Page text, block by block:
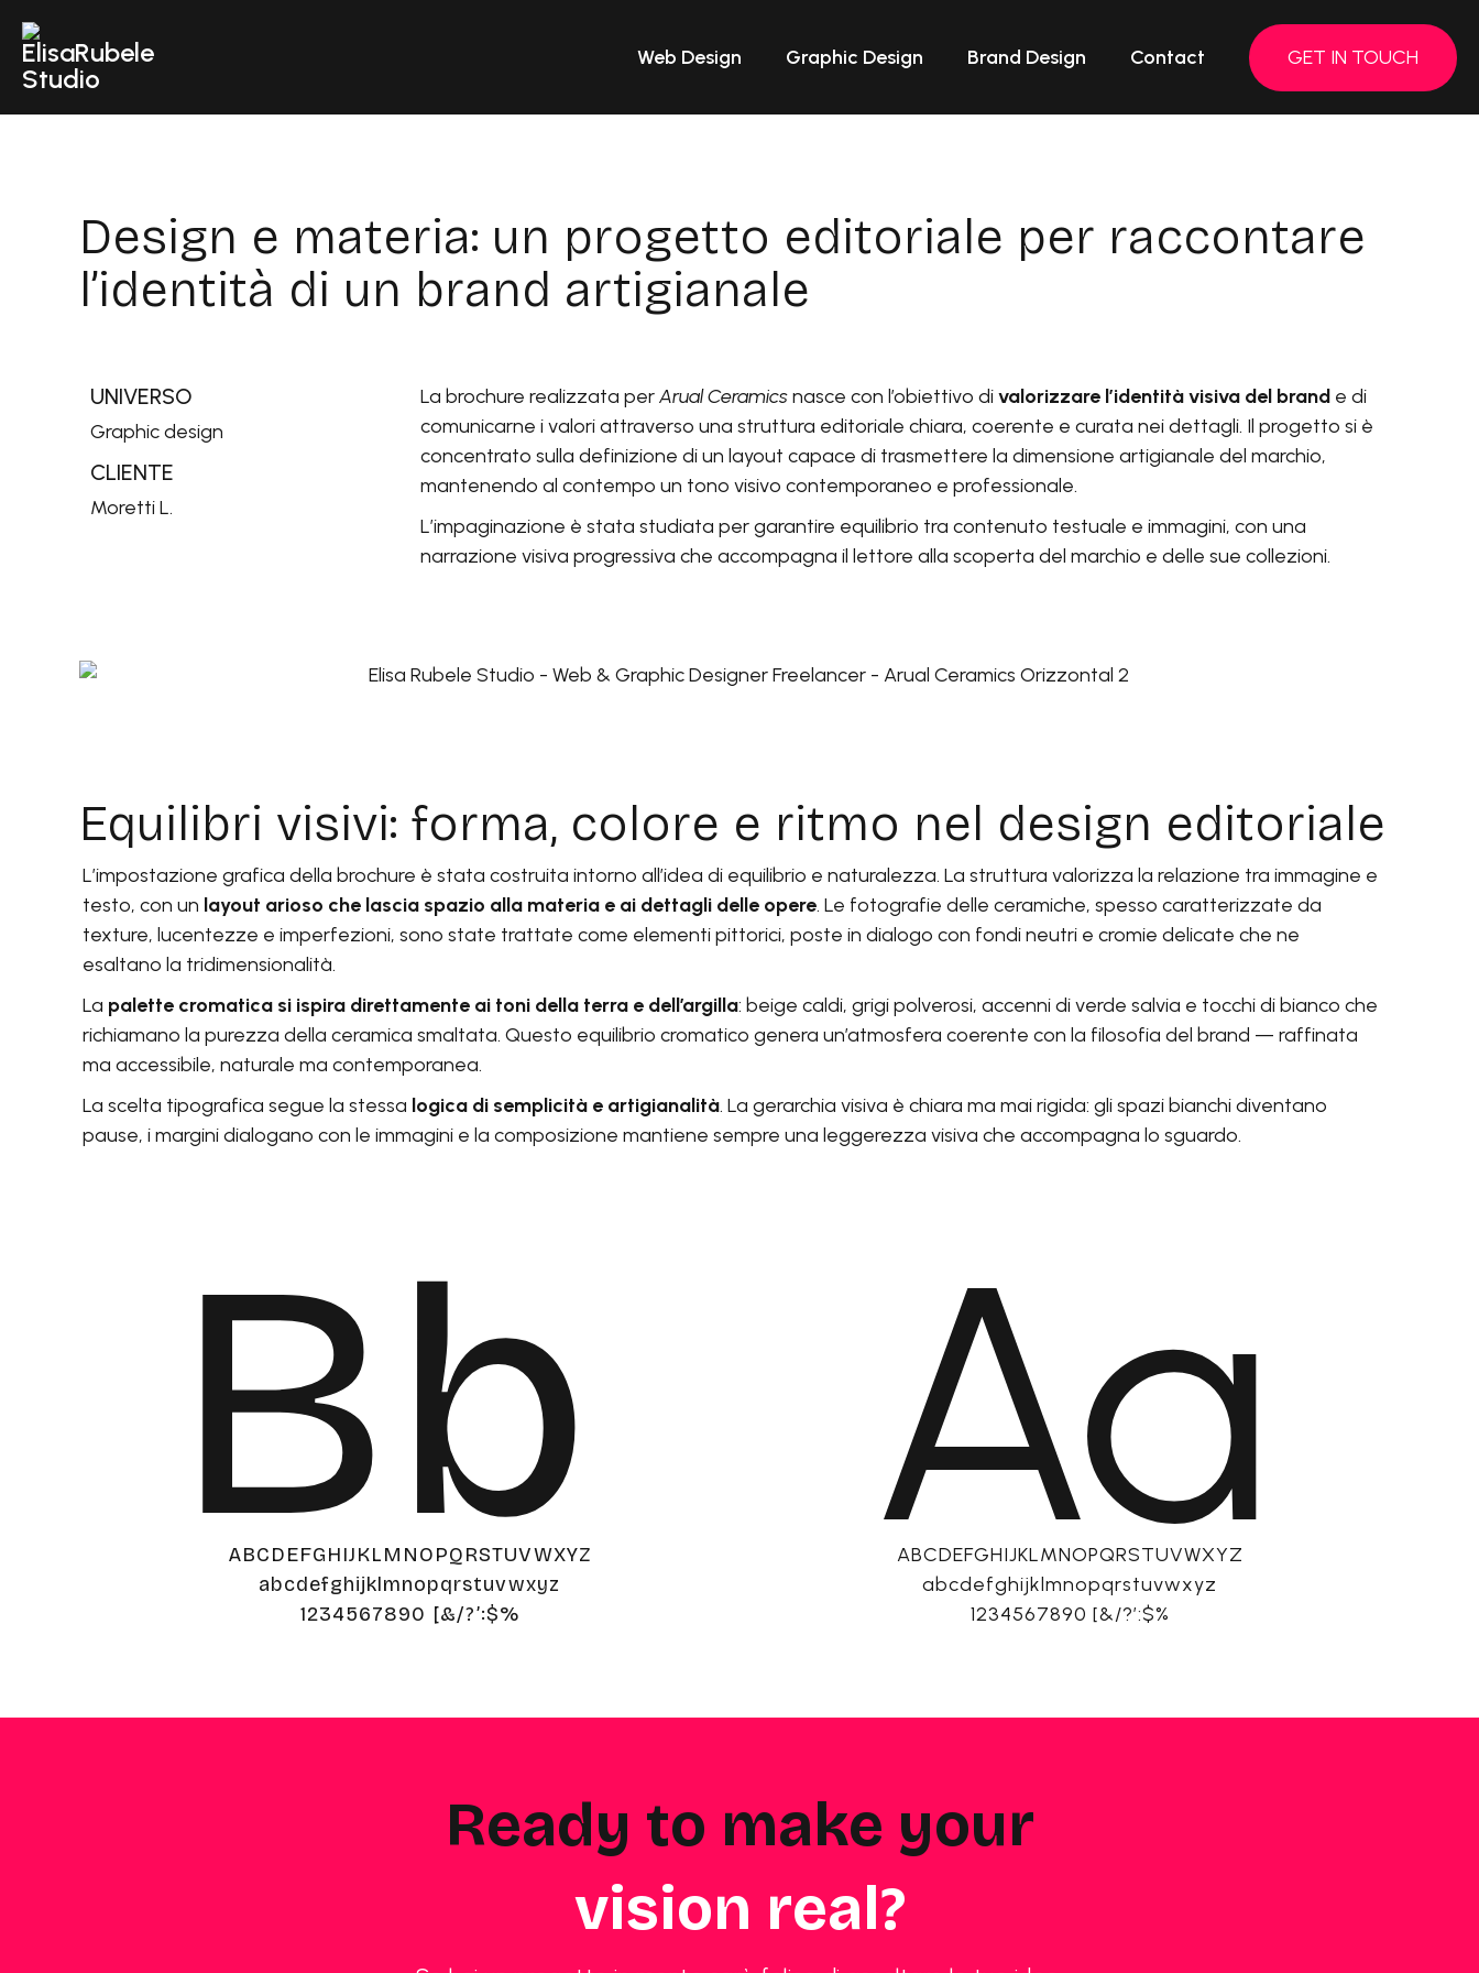
Web Design Graphic Design Brand Design Contact GET IN TOUCH
Design e materia: un progetto editoriale per raccontare
l’identità di un brand artigianale
UNIVERSO
Graphic design
CLIENTE
Moretti L.
La brochure realizzata perArual Ceramicsnasce con l’obiettivo divalorizzare l’identità visiva del brand e di
comunicarne i valori attraverso una struttura editoriale chiara, coerente e curata nei dettagli. Il progetto si è
concentrato sulla definizione di un layout capace di trasmettere la dimensione artigianale del marchio,
mantenendo al contempo un tono visivo contemporaneo e professionale.
L’impaginazione è stata studiata per garantire equilibrio tra contenuto testuale e immagini, con una
narrazione visiva progressiva che accompagna il lettore alla scoperta del marchio e delle sue collezioni.
Equilibri visivi: forma, colore e ritmo nel design editoriale
L’impostazione grafica della brochure è stata costruita intorno all’idea di equilibrio e naturalezza. La struttura valorizza la relazione tra immagine e
testo, con un layout arioso che lascia spazio alla materia e ai dettagli delle opere. Le fotografie delle ceramiche, spesso caratterizzate da
texture, lucentezze e imperfezioni, sono state trattate come elementi pittorici, poste in dialogo con fondi neutri e cromie delicate che ne
esaltano la tridimensionalità.
La palette cromatica si ispira direttamente ai toni della terra e dell’argilla: beige caldi, grigi polverosi, accenni di verde salvia e tocchi di bianco che
richiamano la purezza della ceramica smaltata. Questo equilibrio cromatico genera un’atmosfera coerente con la filosofia del brand — raffinata
ma accessibile, naturale ma contemporanea.
La scelta tipografica segue la stessa logica di semplicità e artigianalità. La gerarchia visiva è chiara ma mai rigida: gli spazi bianchi diventano
pause, i margini dialogano con le immagini e la composizione mantiene sempre una leggerezza visiva che accompagna lo sguardo.
Bb
ABCDEFGHIJKLMNOPQRSTUVWXYZ
abcdefghijklmnopqrstuvwxyz
1234567890 [&/?’:$%
Aa
ABCDEFGHIJKLMNOPQRSTUVWXYZ
abcdefghijklmnopqrstuvwxyz
1234567890 [&/?’:$%
Ready to make your
vision real?